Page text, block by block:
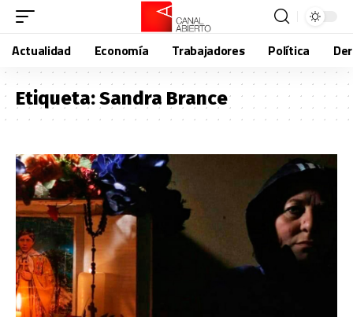
Actualidad Economía Trabajadores Política
Etiqueta:Sandra Brance